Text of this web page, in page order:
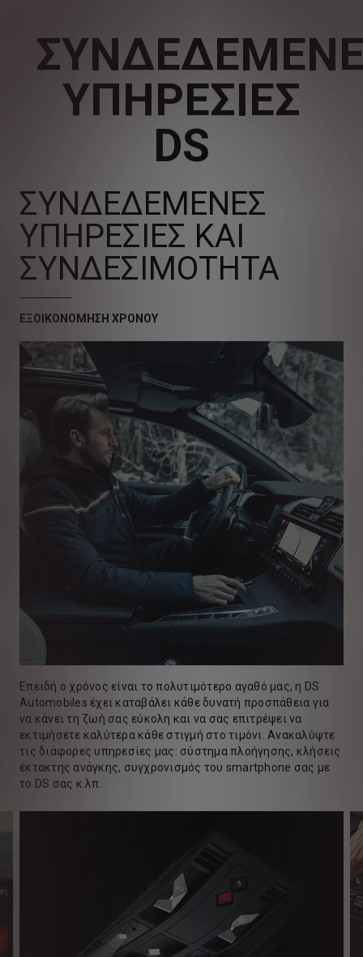
ΥΠΗΡΕΣΊΕΣ
DS
ΣΥΝΔΕΔΕΜΈΝΕΣ
ΥΠΗΡΕΣΊΕΣ ΚΑΙ
ΣΥΝΔΕΣΙΜΌΤΗΤΑ
ΕΞΟΙΚΟΝΌΜΗΣΗ ΧΡΌΝΟΥ
Επειδή ο χρόνος είναι το πολυτιμότερο αγαθό μας, η DS
Automobiles έχει καταβάλει κάθε δυνατή προσπάθεια για
να κάνει τη ζωή σας εύκολη και να σας επιτρέψει να
εκτιμήσετε καλύτερα κάθε στιγμή στο τιμόνι. Ανακαλύψτε
τις διάφορες υπηρεσίες μας: σύστημα πλοήγησης, κλήσεις
έκτακτης ανάγκης, συγχρονισμός του smartphone σας με
το DS σας κ.λπ.